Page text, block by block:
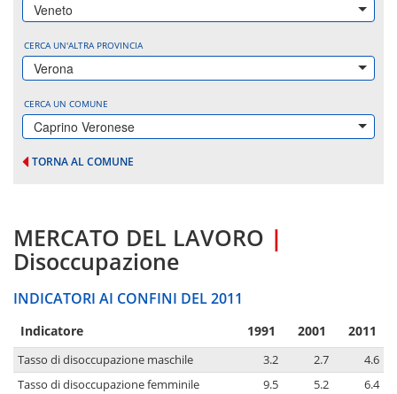
Veneto
CERCA UN'ALTRA PROVINCIA
Verona
CERCA UN COMUNE
Caprino Veronese
TORNA AL COMUNE
MERCATO DEL LAVORO |
Disoccupazione
INDICATORI AI CONFINI DEL 2011
Indicatore 1991 2001 2011
Tasso di disoccupazione maschile 3.2 2.7
4.6
Tasso di disoccupazione femminile
9.5 5.2
6.4